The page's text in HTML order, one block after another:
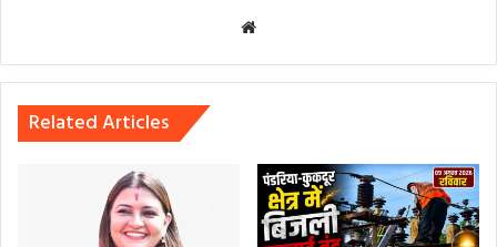
Related Articles